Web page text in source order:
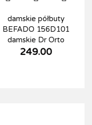
damskie półbuty
BEFADO 156D101
damskie Dr Orto
249.00